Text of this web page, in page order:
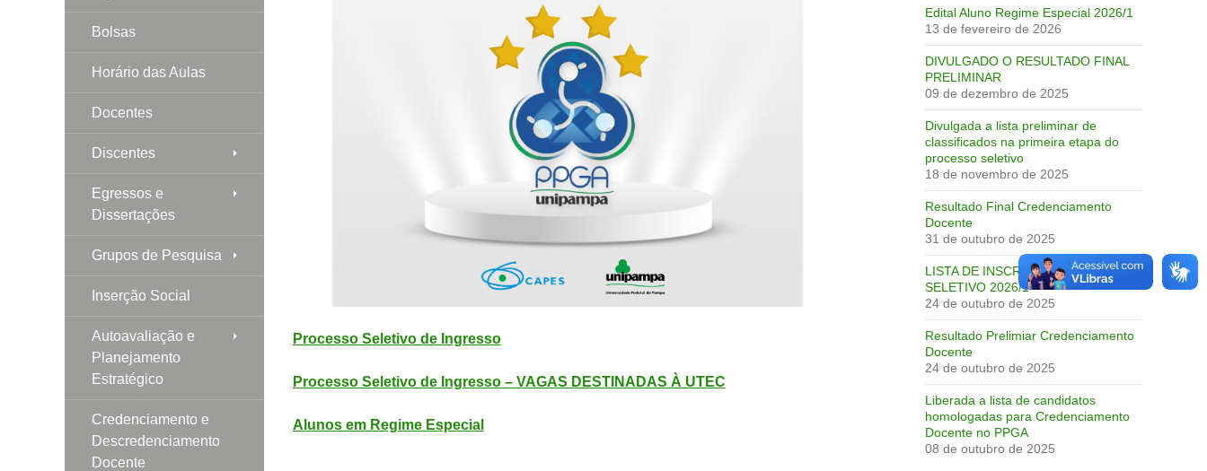
Processo Seletivo de Ingresso
Processo Seletivo de Ingresso – VAGAS DESTINADAS À UTEC
Alunos em Regime Especial
Edital Aluno Regime Especial 2026/1
13 de fevereiro de 2026
DIVULGADO O RESULTADO FINAL
PRELIMINAR
09 de dezembro de 2025
Divulgada a lista preliminar de
classificados na primeira etapa do
processo seletivo
18 de novembro de 2025
Resultado Final Credenciamento
Docente
31 de outubro de 2025
LISTA DE INSCRIÇÕES PROCESSO
SELETIVO 2026/1
24 de outubro de 2025
Resultado Prelimiar Credenciamento
Docente
24 de outubro de 2025
Liberada a lista de candidatos
homologadas para Credenciamento
Docente no PPGA
08 de outubro de 2025
Bolsas
Horário das Aulas
Docentes
Discentes
Egressos e
Dissertações
Grupos de Pesquisa
Inserção Social
Autoavaliação e
Planejamento
Estratégico
Credenciamento e
Descredenciamento
Docente